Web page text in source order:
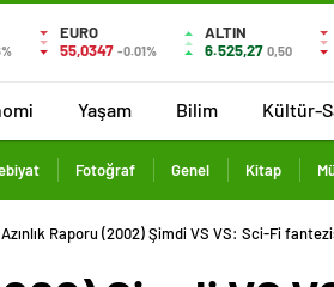
EURO
55,0347 -0.01%
ALTIN
6.525,27 0,50
Yaşam Bilim Kültür-
Fotoğraf Genel Kitap
Azınlık Raporu (2002) Şimdi VS VS: Sci-Fi